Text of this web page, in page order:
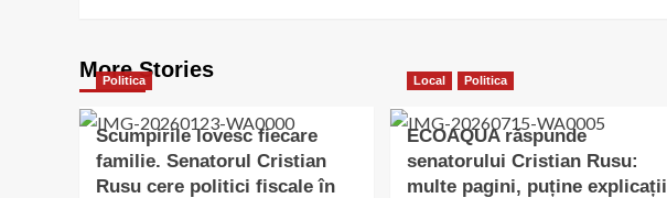
More Stories
Politica
Scumpirile lovesc fiecare
familie. Senatorul Cristian
Rusu cere politici fiscale în
Local Politica
ECOAQUA răspunde
senatorului Cristian Rusu:
multe pagini, puține explicații